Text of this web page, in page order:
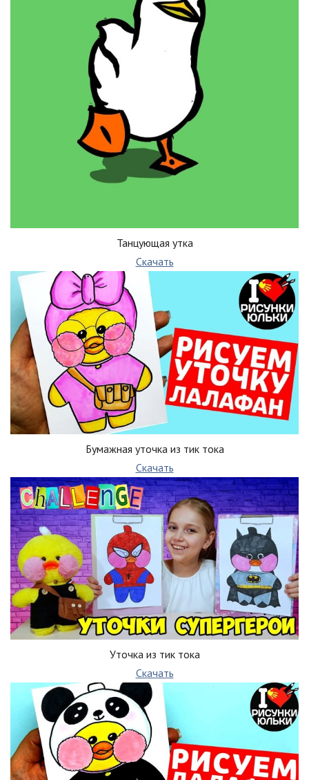
Танцующая утка
Скачать
Бумажная уточка из тик тока
Скачать
Уточка из тик тока
Скачать